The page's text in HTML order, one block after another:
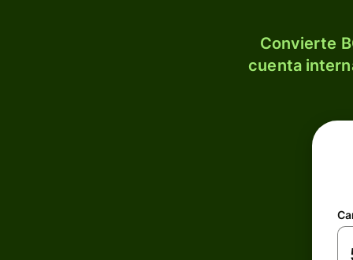
Convierte
cuenta